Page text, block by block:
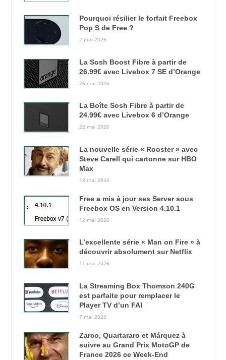
Pourquoi résilier le forfait Freebox
Pop S de Free ?
2 juin 2026
La Sosh Boost Fibre à partir de
26.99€ avec Livebox 7 SE d’Orange
26 mai 2026
La Boîte Sosh Fibre à partir de
24.99€ avec Livebox 6 d’Orange
22 mai 2026
La nouvelle série « Rooster » avec
Steve Carell qui cartonne sur HBO
Max
18 mai 2026
Free a mis à jour ses Server sous
Freebox OS en Version 4.10.1
12 mai 2026
L’excellente série « Man on Fire » à
découvrir absolument sur Netflix
11 mai 2026
La Streaming Box Thomson 240G
est parfaite pour remplacer le
Player TV d’un FAI
7 mai 2026
Zarco, Quartararo et Márquez à
suivre au Grand Prix MotoGP de
France 2026 ce Week-End